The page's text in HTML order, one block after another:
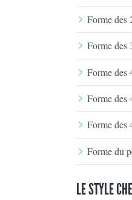
Forme des
Forme des
Forme des
Forme des
Forme des
Forme du
LE STYLE